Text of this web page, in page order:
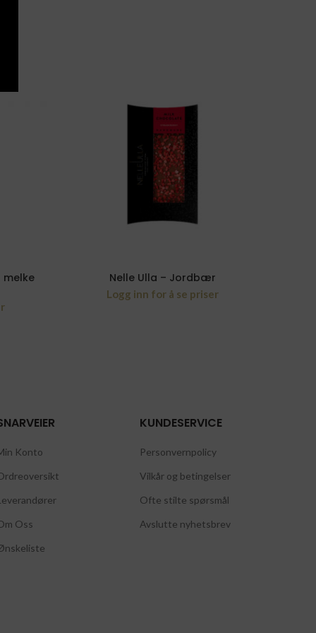
melke Nelle Ulla – Jordbær
Logg inn for å se priser
Konto
Oss
KUNDESERVICE
Personvernpolicy
Vilkår og betingelser
Ofte stilte spørsmål
Avslutte nyhetsbrev